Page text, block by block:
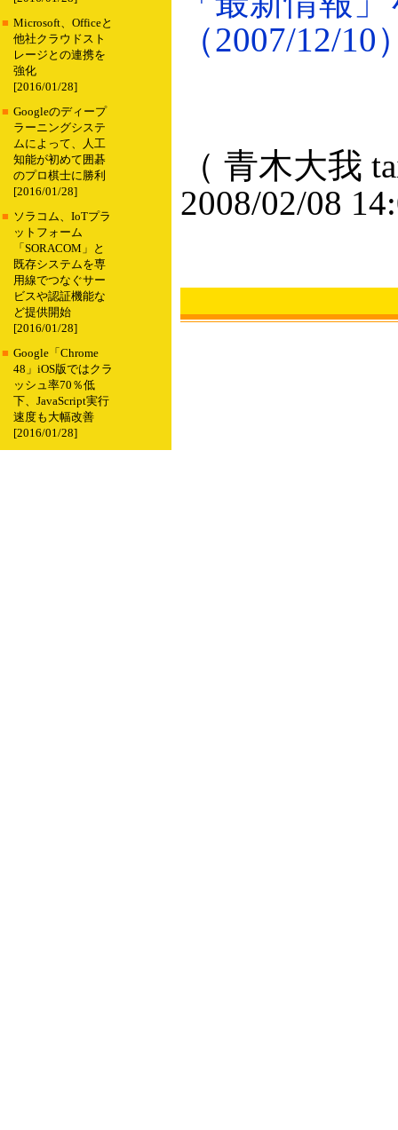
■ Microsoft、Officeと
他社クラウドスト
レージとの連携を
強化
[2016/01/28]
■ Googleのディープ
ラーニングシステ
ムによって、人工
知能が初めて囲碁
のプロ棋士に勝利
[2016/01/28]
■ ソラコム、IoTプラ
ットフォーム
「SORACOM」と
既存システムを専
用線でつなぐサー
ビスや認証機能な
ど提供開始
[2016/01/28]
■ Google「Chrome
48」iOS版ではクラ
ッシュ率70％低
下、JavaScript実行
速度も大幅改善
[2016/01/28]
（2007/12/10
（ 青木大我
2008/02/08